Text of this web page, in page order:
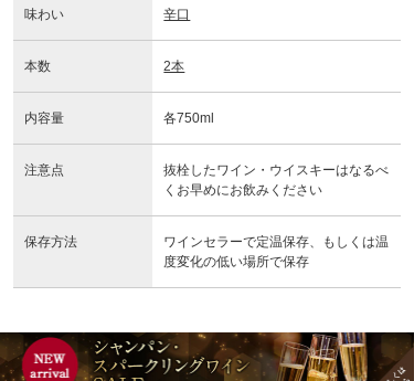
味わい 辛口
本数 2本
内容量 各750ml
注意点
抜栓したワイン・ウイスキーはなるべ
くお早めにお飲みください
保存方法
ワインセラーで定温保存、もしくは温
度変化の低い場所で保存